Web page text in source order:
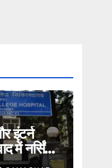
इंटर्न
में नर्सिंग